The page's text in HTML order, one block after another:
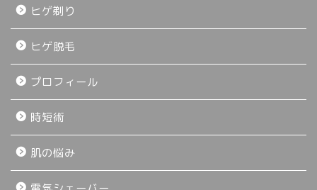
ヒゲ剃り
ヒゲ脱毛
プロフィール
時短術
肌の悩み